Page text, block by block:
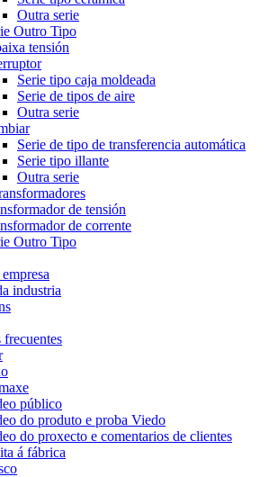
Outra serie
Outro Tipo
tensión
Serie tipo caja moldeada
Serie de tipos de aire
Outra serie
Serie de tipo de transferencia automática
Serie tipo illante
Outra serie
de tensión
de corrente
Outro Tipo
industria
frecuentes
público
do produto e proba Viedo
do proxecto e comentarios de clientes
á fábrica